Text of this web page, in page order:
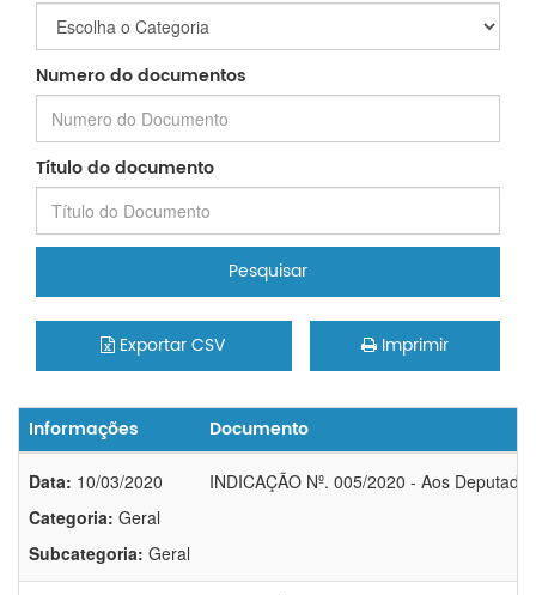
Numero do documentos
Título do documento
Pesquisar
Exportar CSV Imprimir
Informações Documento
Data: 10/03/2020
Categoria: Geral
Subcategoria: Geral
INDICAÇÃO Nº. 005/2020 - Aos